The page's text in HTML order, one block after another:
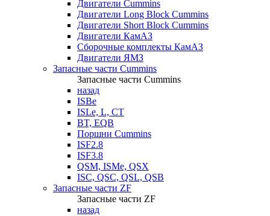
Двигатели Cummins
Двигатели Long Bloсk Cummins
Двигатели Short Bloсk Cummins
Двигатели КамАЗ
Сборочные комплекты КамАЗ
Двигатели ЯМЗ
Запасные части Cummins
Запасные части Cummins
назад
ISBe
ISLe, L, CT
BT, EQB
Поршни Cummins
ISF2.8
ISF3.8
QSM, ISMe, QSX
ISC, QSC, QSL, QSB
Запасные части ZF
Запасные части ZF
назад